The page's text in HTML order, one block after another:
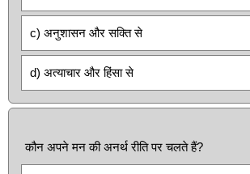
c) अनुशासन और सक्ति से
d) अत्याचार और हिंसा से
कौन अपने मन की अनर्थ रीति पर चलते हैं?